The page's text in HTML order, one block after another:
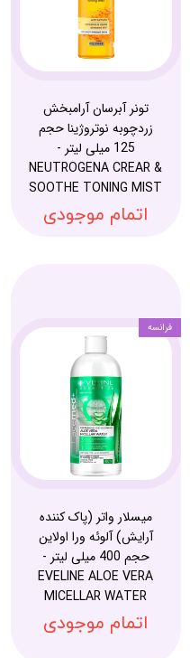
تونر آبرسان آرامبخش
زردچوبه نوتروژینا حجم
125 میلی لیتر -
NEUTROGENA CREAR &
SOOTHE TONING MIST
اتمام موجودی
میسلار واتر (پاک کننده
آرایش) آلوئه ورا اولاین
حجم 400 میلی لیتر -
EVELINE ALOE VERA
MICELLAR WATER
اتمام موجودی
فرانسه